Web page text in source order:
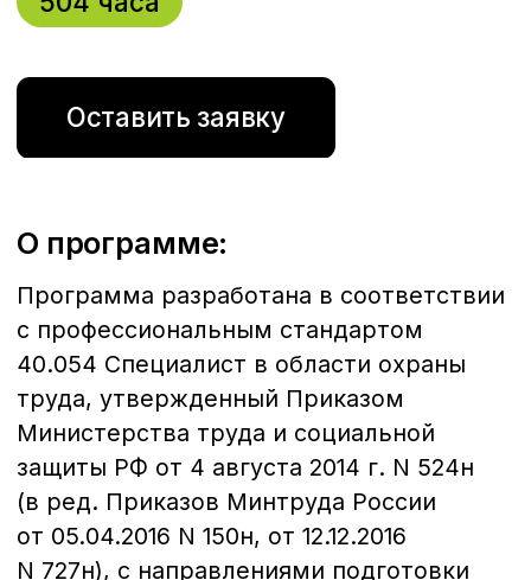
организацией; внедрение лучших
организацией.
Модуль 2Теория горения и взрыва.
Модуль 3Медико-биологические
основы жизнедеятельности.
Модуль 4Производственная
санитария и гигиена труда.
Модуль 5 Производственная
безопасность.
Модуль 6
Управление безопасностью
труда.